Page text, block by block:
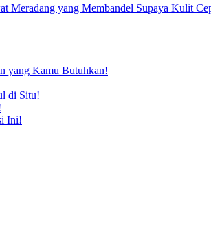
Meradang yang Membandel Supaya Kulit
yang Kamu Butuhkan!
di Situ!
Ini!